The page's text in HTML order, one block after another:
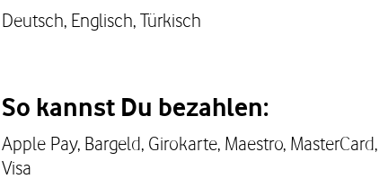
Deutsch, Englisch, Türkisch
So kannst Du bezahlen:
Apple Pay, Bargeld, Girokarte, Maestro, MasterCard,
Visa